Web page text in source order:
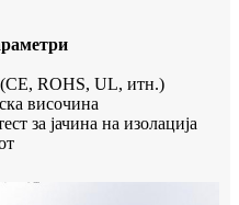
ROHS, UL, итн.)
височина
за јачина на изолација